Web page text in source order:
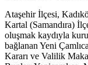
tarihleri
arasında çeşitli
noktalarda
düzenlenecek.
Ataşehir İlçesi,
Kartal (Samandıra)
oluşmak kaydıyla
bağlanan Yeni
Kararı ve Valilik